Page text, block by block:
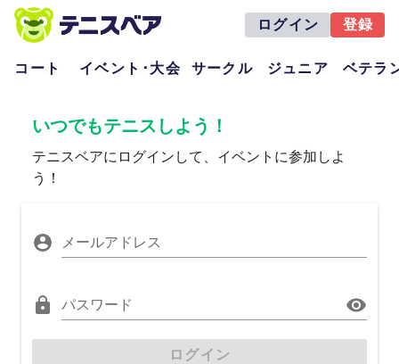
ログイン 登録
コート イベント･大会 サークル ジュニア ベテラ
いつでもテニスしよう！
テニスベアにログインして、イベントに参加しよ
う！
メールアドレス
パスワード
ログイン